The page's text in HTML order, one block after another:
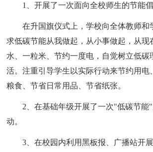
1、开展了一次面向全校师生的节能倡
在升国旗仪式上，学校向全体教师和
求低碳节能从我做起，从小事做起，从现
水、一粒米、节约一度电，自觉树立低碳
活。注重引导学生以实际行动来节约用电
粮食、节省日常用品、节省纸张。
2、在基础年级开展了一次"低碳节能
动。
3、在校园内利用黑板报、广播站开